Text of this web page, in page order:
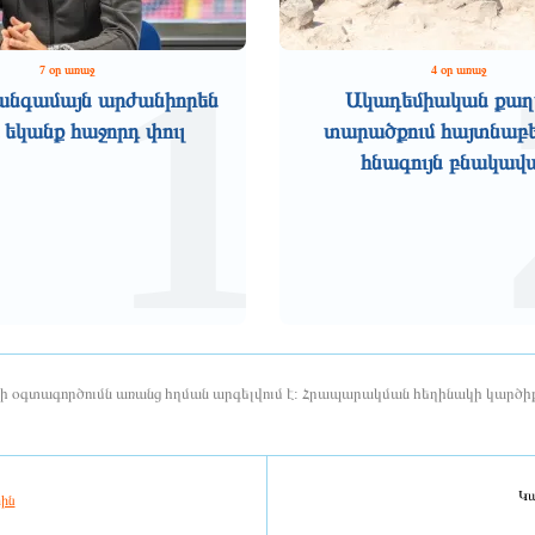
7 օր առաջ
արժանիորեն
եկանք հաջորդ փուլ
1 4 օր առաջ
Ակադեմիական
տարածքում
հնագույն
օգտագործումն առանց հղման արգելվում է: Հրապարակման հեղինակի